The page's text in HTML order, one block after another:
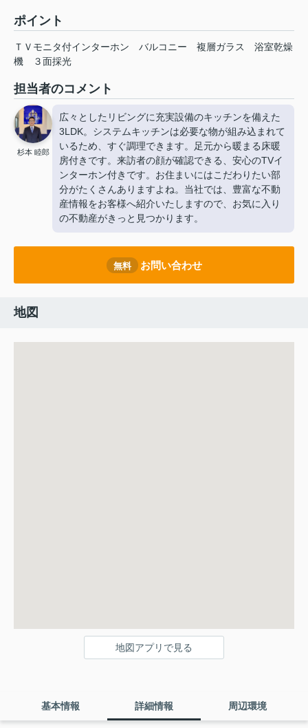
ポイント
ＴＶモニタ付インターホン バルコニー 複層ガラス
浴室乾燥
機
３面採光
担当者のコメント
杉本 睦郎
広々としたリビングに充実設備のキッチンを備えた
3LDK。システムキッチンは必要な物が組み込まれて
いるため、すぐ調理できます。足元から暖まる床暖
房付きです。来訪者の顔が確認できる、安心のTVイ
ンターホン付きです。お住まいにはこだわりたい部
分がたくさんありますよね。当社では、豊富な不動
産情報をお客様へ紹介いたしますので、お気に入り
の不動産がきっと見つかります。
無料 お問い合わせ
地図
地図アプリで見る
基本情報 詳細情報 周辺環境